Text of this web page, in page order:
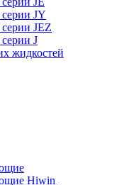
JY
JEZ
J
жидкостей
Hiwin